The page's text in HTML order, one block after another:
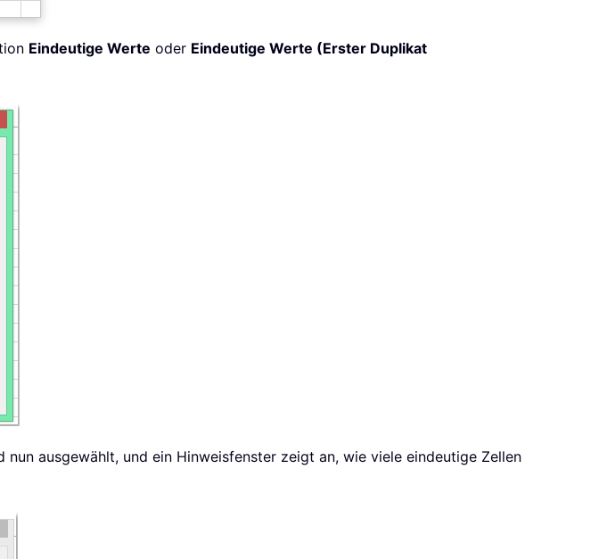
Eindeutige Werte oder Eindeutige Werte (Erster Duplikat
nun ausgewählt, und ein Hinweisfenster zeigt an, wie viele eindeutige Zellen